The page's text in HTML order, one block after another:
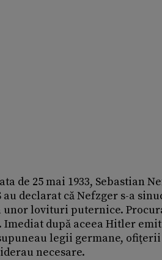
de 25 mai 1933, Sebastian
declarat că Nefzger s-a
unor lovituri puternice.
după aceea Hitler
legii germane, ofiţerii
necesare.